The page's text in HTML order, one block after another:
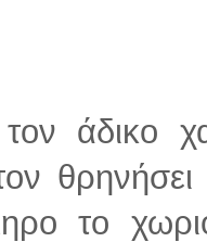
άδικο
το